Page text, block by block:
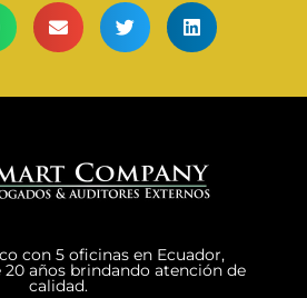
con 5 oficinas en Ecuador,
años brindando atención de
calidad.